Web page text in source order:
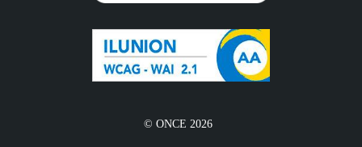
© ONCE 2026